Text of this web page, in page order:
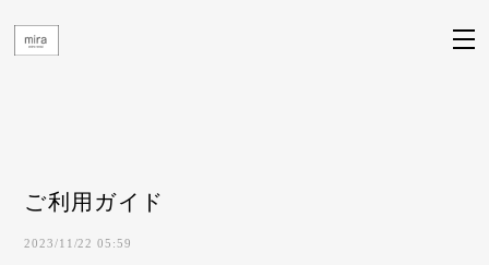
ご利用ガイド
2023/11/22 05:59